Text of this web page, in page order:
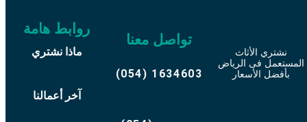
روابط هامة
ماذا نشتري
آخر أعمالنا
تواصل معنا
(054) 1634603
نشتري الأثاث
المستعمل فى الرياض
بأفضل الأسعار